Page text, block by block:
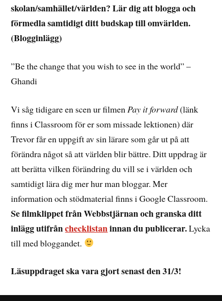
skolan/samhället/världen? Lär dig att blogga och
förmedla samtidigt ditt budskap till omvärlden.
(Blogginlägg)
”Be the change that you wish to see in the world” –
Ghandi
Vi såg tidigare en scen ur filmen Pay it forward(länk
finns i Classroom för er som missade lektionen) där
Trevor får en uppgift av sin lärare som går ut på att
förändra något så att världen blir bättre. Ditt uppdrag är
att berätta vilken förändring du vill se i världen och
samtidigt lära dig mer hur man bloggar. Mer
information och stödmaterial finns i Google Classroom.
Se filmklippet från Webbstjärnan och granska ditt
inlägg utifrånchecklistaninnan du publicerar.Lycka
till med bloggandet.
Läsuppdraget ska vara gjort senast den 31/3!